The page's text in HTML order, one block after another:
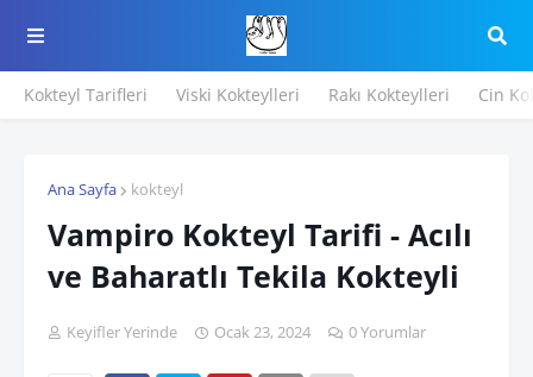
Kokteyl Tarifleri Viski Kokteylleri Rakı Kokteylleri Cin
Ana Sayfa kokteyl
Vampiro Kokteyl Tarifi - Acılı
ve Baharatlı Tekila Kokteyli
Keyifler Yerinde Ocak 23, 2024 0 Yorumlar